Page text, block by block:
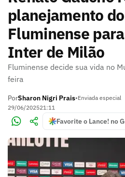
planejamento do
Fluminense
Inter de Milão
Fluminense decide sua vida no
feira
PorSharon Nigri Prais•Enviada especial
29/06/202521:11
Favorite o Lance! no